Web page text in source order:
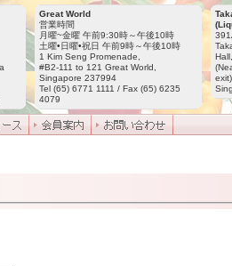
Great World
営業時間
月曜~金曜 午前9:30時～午後10時
土曜•日曜•祝日 午前9時～午後10時
1 Kim Seng Promenade,
#B2-111 to 121 Great World,
Singapore 237994
Tel (65) 6771 1111 / Fax (65) 6235
4079
Hall,
exit)